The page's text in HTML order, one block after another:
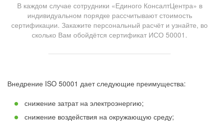
В каждом случае сотрудники «Единого КонсалтЦентра» в
индивидуальном порядке рассчитывают стоимость
сертификации. Закажите персональный расчёт и узнайте, во
сколько Вам обойдётся сертификат ИСО 50001.
Внедрение ISO 50001 дает следующие преимущества:
снижение затрат на электроэнергию;
снижение воздействия на окружающую среду;